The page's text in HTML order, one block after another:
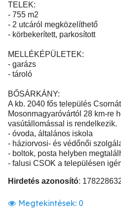
TELEK:
- 755 m2
- 2 utcáról megközelíthető
- körbekerített, parkosított
MELLÉKÉPÜLETEK:
- garázs
- tároló
BŐSÁRKÁNY:
A kb. 2040 fős település
Mosonmagyaróvártól 28 km-re
vasútállomással is rendelkezik.
- óvoda, általános iskola
- háziorvosi- és védőnői
- boltok, posta helyben
- falusi CSOK a településen
Hirdetés azonosító:
Megtekintések: 0